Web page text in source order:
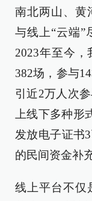
南北两山、黄
与线上“云端”
2023年至今
382场，参与
引近2万人次
上线下多种形
发放电子证书
的民间资金补充
线上平台不仅